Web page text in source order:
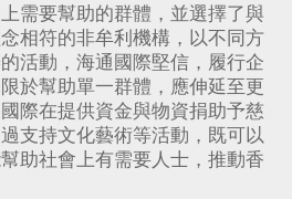
需要幫助的群體，並選擇了與
相符的非牟利機構，以不同方
活動，海通國際堅信，履行企
於幫助單一群體，應伸延至更
際在提供資金與物資捐助予慈
支持文化藝術等活動，既可以
助社會上有需要人士，推動香